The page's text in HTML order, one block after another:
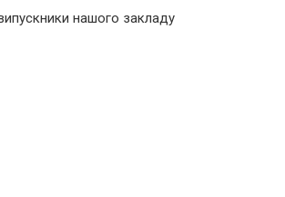
ипускники нашого закладу